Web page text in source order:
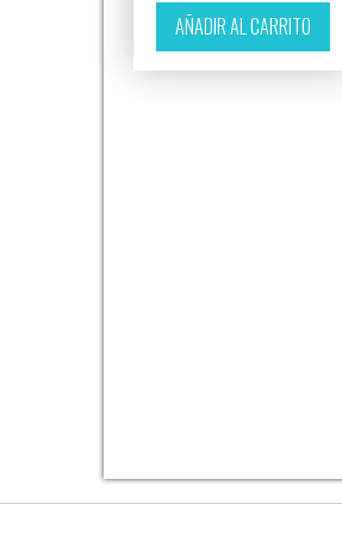
AÑADIR AL CARRITO